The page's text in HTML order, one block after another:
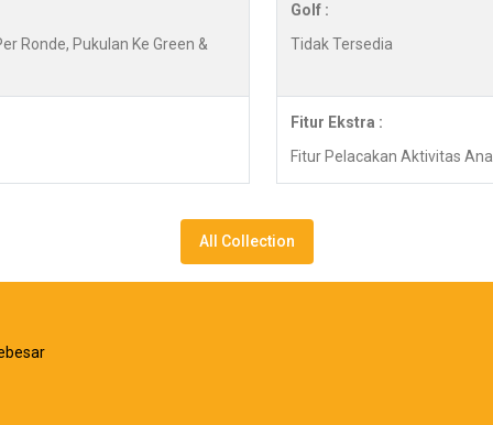
Ronde, Pukulan Ke Green &
Golf :
Tidak Tersedia
Fitur Ekstra :
Fitur Pelacakan Aktivitas
All Collection